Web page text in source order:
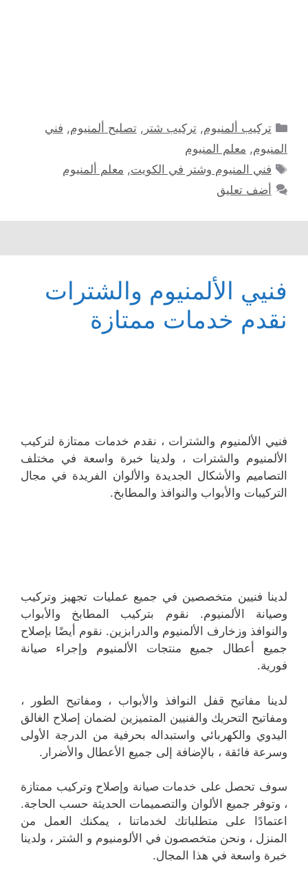
التصنيفات
تركيب ألمنيوم,تركيب شتر ,تصليح ألمنيوم, فني
المنيوم, معلم المنيوم
الوسوم
فني المنيوم وشتر في الكويت, معلم ألمنيوم
أضف تعليق
فنيي الألمنيوم والشترات
نقدم خدمات ممتازة
فنيي الألمنيوم والشترات ، نقدم خدمات ممتازة لتركيب
الألمنيوم والشترات ، ولدينا خبرة واسعة في مختلف
التصاميم والأشكال الجديدة والألوان الفريدة في مجال
التركيبات والأبواب والنوافذ والمطابخ.
لدينا فنيين متخصصين في جميع عمليات تجهيز وتركيب
وصيانة الألمنيوم. نقوم بتركيب المطابخ والأبواب
والنوافذ وزخارف الألمنيوم والدرابزين. نقوم أيضًا بإصلاح
جميع أعطال جميع منتجات الألمنيوم وإجراء صيانة
فورية.
لدينا مفاتيح قفل النوافذ والأبواب ، ومفاتيح الطور ،
ومفاتيح التحريك والفنيين المتميزين لضمان إصلاح الغالق
اليدوي والكهربائي واستبداله بحرفية من الدرجة الأولى
وسرعة فائقة ، بالإضافة إلى جميع الأعطال والأضرار.
سوف تحصل على خدمات صيانة وإصلاح وتركيب ممتازة
، وتوفر جميع الألوان والتصميمات الحديثة حسب الحاجة.
اعتمادًا على متطلباتك لخدماتنا ، يمكنك العمل من
المنزل ، ونحن متخصصون في الألومنيوم و الشتر ، ولدينا
خبرة واسعة في هذا المجال.